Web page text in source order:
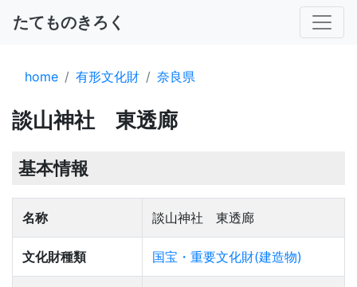
たてものきろく
home 有形文化財 奈良県
談山神社 東透廊
基本情報
名称 談山神社 東透廊
文化財種類 国宝・重要文化財(建造物)